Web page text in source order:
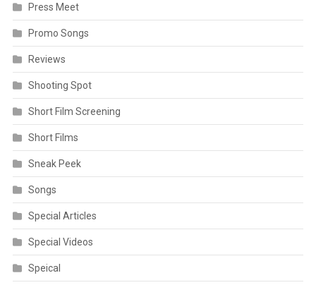
Press Meet
Promo Songs
Reviews
Shooting Spot
Short Film Screening
Short Films
Sneak Peek
Songs
Special Articles
Special Videos
Speical